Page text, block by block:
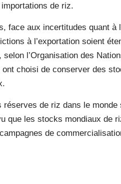
de riz.
face aux incertitudes quant à
à l’exportation soient
l’Organisation des
choisi de conserver des
de riz dans le monde
que les stocks mondiaux de
de